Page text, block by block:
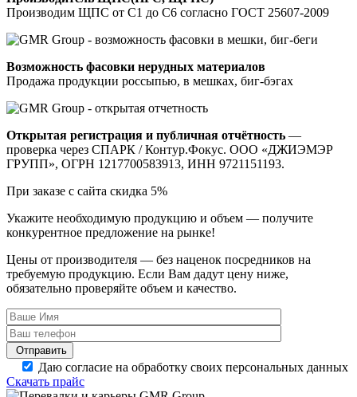
Производим ЩПС от С1 до С6 согласно ГОСТ 25607-2009
Возможность фасовки нерудных материалов
Продажа продукции россыпью, в мешках, биг-бэгах
Открытая регистрация и публичная отчётность —
проверка через СПАРК / Контур.Фокус. ООО «ДЖИЭМЭР
ГРУПП», ОГРН 1217700583913, ИНН 9721151193.
При заказе с сайта скидка 5%
Укажите необходимую продукцию и объем — получите
конкурентное предложение на рынке!
Цены от производителя — без наценок посредников на
требуемую продукцию. Если Вам дадут цену ниже,
обязательно проверяйте объем и качество.
Отправить
Даю согласие на обработку своих персональных данных
Скачать прайс